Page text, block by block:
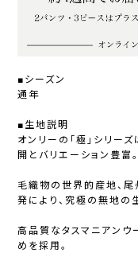
■シーズン
通年
■生地説明
オンリーの「極」シリー
開とバリエーション豊富。
毛織物の世界的産地、
発により、究極の無地の
高品質なタスマニアンウ
めを採用。